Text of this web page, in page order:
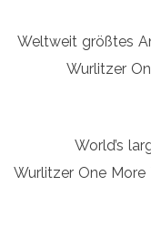
Weltweit größtes
Wurlitzer
World’s
Wurlitzer One